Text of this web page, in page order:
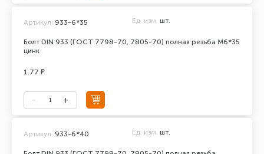
Болт DIN 933 (ГОСТ 7798-70, 7805-70) полная резьба М6*35
цинк
Артикул: 933-6*35 Ед. изм. шт.
1.77 ₽
Артикул: 933-6*40 Ед. изм. шт.